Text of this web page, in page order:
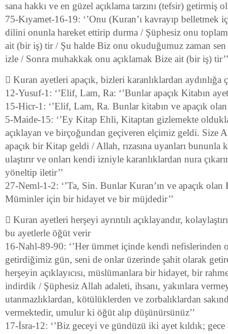
sana hakkı ve en güzel açıklama tarzını (tefsir) getirmiş
75-Kıyamet-16-19: ‘’Onu (Kuran’ı kavrayıp belletmek
dilini onunla hareket ettirip durma / Şüphesiz onu
ait (bir iş) tir / Şu halde Biz onu okuduğumuz zaman
izle / Sonra muhakkak onu açıklamak Bize ait (bir iş) tir’’
 Kuran ayetleri apaçık, bizleri karanlıklardan aydınlığa
12-Yusuf-1: ‘’Elif, Lam, Ra: ‘’Bunlar apaçık Kitabın
15-Hicr-1: ‘’Elif, Lam, Ra. Bunlar kitabın ve apaçık olan
5-Maide-15: ‘’Ey Kitap Ehli, Kitaptan gizlemekte
açıklayan ve birçoğundan geçiveren elçimiz geldi. Size
apaçık bir Kitap geldi / Allah, rızasına uyanları bununla
ulaştırır ve onları kendi izniyle karanlıklardan nura
yöneltip iletir’’
27-Neml-1-2: ‘’Ta, Sin. Bunlar Kuran’ın ve apaçık
Müminler için bir hidayet ve bir müjdedir’’
 Kuran ayetleri herşeyi ayrıntılı açıklayandır,
bu ayetlerle öğüt verir
16-Nahl-89-90: ‘’Her ümmet içinde kendi nefislerinden
getirdiğimiz gün, seni de onlar üzerinde şahit olarak
herşeyin açıklayıcısı, müslümanlara bir hidayet, bir
indirdik / Şüphesiz Allah adaleti, ihsanı, yakınlara
utanmazlıklardan, kötülüklerden ve zorbalıklardan
vermektedir, umulur ki öğüt alıp düşünürsünüz’’
17-İsra-12: ‘’Biz geceyi ve gündüzü iki ayet kıldık;